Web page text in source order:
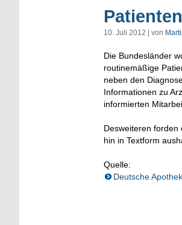
10. Juli 2012 | von
Die Bundesländer
routinemäßige
neben den
Informationen zu
informierten
Desweiteren forden
hin in Textform
Quelle:
Deutsche